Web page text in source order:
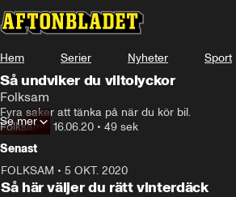
Annons
Annons från Folksam
Hem Serier Nyheter Sport
Så undviker du viltolyckor
Folksam
Fyra saker att tänka på när du kör bil.
Folksam• 16.06.20 • 49 sek
Se mer
Senast
FOLKSAM • 5 OKT. 2020
Så här väljer du rätt vinterdäck